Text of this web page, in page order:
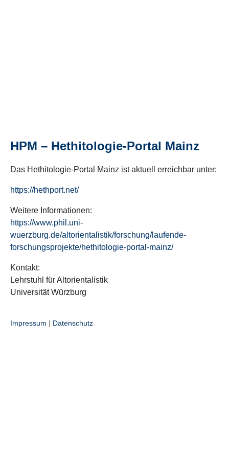
HPM – Hethitologie-Portal Mainz
Das Hethitologie-Portal Mainz ist aktuell erreichbar unter:
https://hethport.net/
Weitere Informationen:
https://www.phil.uni-
wuerzburg.de/altorientalistik/forschung/laufende-
forschungsprojekte/hethitologie-portal-mainz/
Kontakt:
Lehrstuhl für Altorientalistik
Universität Würzburg
Impressum | Datenschutz